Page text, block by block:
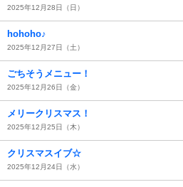
2025年12月28日（日）
hohoho♪
2025年12月27日（土）
ごちそうメニュー！
2025年12月26日（金）
メリークリスマス！
2025年12月25日（木）
クリスマスイブ☆
2025年12月24日（水）